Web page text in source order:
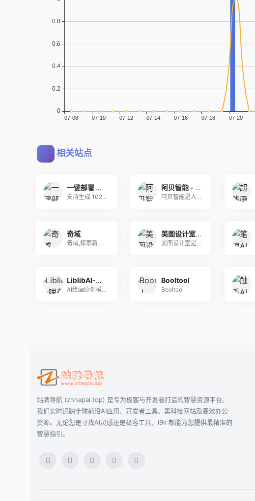
相关站点
一键部署 快速构建 AI 图像生成最先进模型
支持生成 1024x1024 分辨率的图像，可创
阿贝智能 - 人工智能辅助创作 - AI绘本 - 睡前故事 - 有声书
阿贝智能是人工智能辅助创作儿童绘本、睡前故事和有
奇域
奇域,探索新中式美学的AI绘画社区。利用人工智能
美图设计室-AI智能一键生成海报-免费平面设计图片编辑扩图抠图软件-免费模板图文素材
美图设计室是美图秀秀旗下的智能设计在线协作平台，
LiblibAI-哩布哩布AI - 中国领先的AI创作平台
AI绘画原创模型分享社区，10万+模型免费下载;
Booltool
Booltool
站牌导航 (zhnapai.top) 是专为极客与开发者打造的智慧资源平台。
我们实时追踪全球前沿AI应用、开发者工具、黑科技网站及高效办公
资源。无论您是寻找AI灵感还是极客工具，i9k 都能为您提供最精准的
智慧指引。